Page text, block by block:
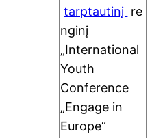
tarptautinį re
nginį
„International
Youth
Conference
„Engage in
Europe“